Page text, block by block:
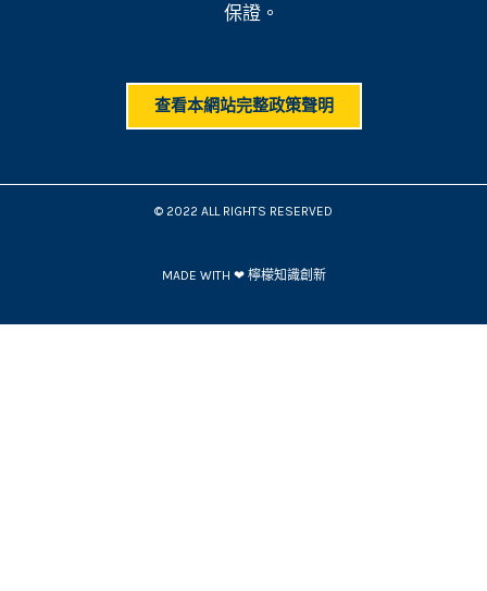
保證。
查看本網站完整政策聲明
© 2022 ALL RIGHTS RESERVED​
MADE WITH ❤ 檸檬知識創新